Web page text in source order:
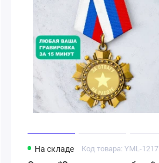
На складе Код товара: YML-1217